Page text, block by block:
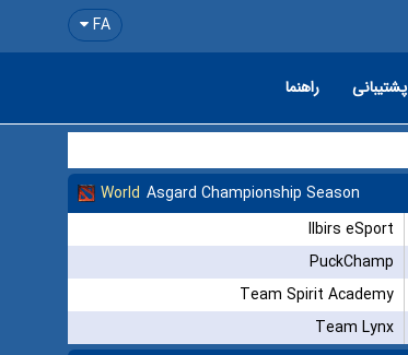
FA
پشتیبانی راهنما
World Asgard Championship Season
Ilbirs eSport
PuckChamp
Team Spirit Academy
Team Lynx